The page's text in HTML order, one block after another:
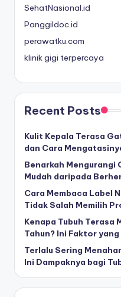
SehatNasional.id
Panggildoc.id
perawatku.com
klinik gigi terpercaya
Recent Posts
Kulit Kepala Terasa
dan Cara
Benarkah Mengurangi
Mudah daripada
Cara Membaca Label
Tidak Salah Memilih
Kenapa Tubuh Terasa
Tahun? Ini Faktor
Terlalu Sering
Ini Dampaknya bagi